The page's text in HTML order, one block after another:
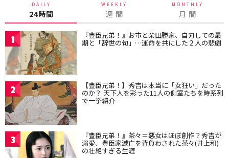
DAILY
24時間
WEEKLY
週 間
MONTHLY
月 間
1 『豊臣兄弟！』お市と柴田勝家、自刃しての最
期と「辞世の句」…運命を共にした２人の悲劇
2 【豊臣兄弟！】秀吉は本当に「女狂い」だった
のか？ 天下人を彩った11人の側室たちを時系列
で一挙紹介
3 『豊臣兄弟！』茶々＝悪女はほぼ創作？秀吉が
溺愛、豊臣家滅亡を背負わされた茶々(井上和)
の壮絶すぎる生涯